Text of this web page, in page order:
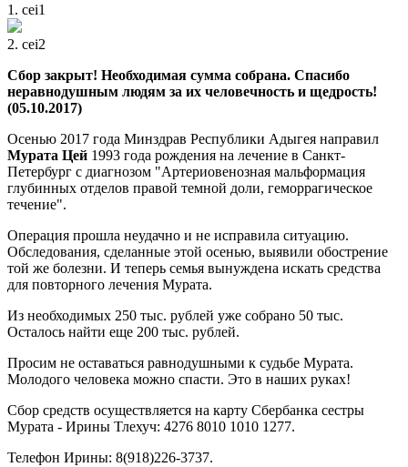
1. cei1
2. cei2
Сбор закрыт! Необходимая сумма собрана. Спасибо
неравнодушным людям за их человечность и щедрость!
(05.10.2017)
Осенью 2017 года Минздрав Республики Адыгея направил
Мурата Цей 1993 года рождения на лечение в Санкт-
Петербург с диагнозом "Артериовенозная мальформация
глубинных отделов правой темной доли, геморрагическое
течение".
Операция прошла неудачно и не исправила ситуацию.
Обследования, сделанные этой осенью, выявили обострение
той же болезни. И теперь семья вынуждена искать средства
для повторного лечения Мурата.
Из необходимых 250 тыс. рублей уже собрано 50 тыс.
Осталось найти еще 200 тыс. рублей.
Просим не оставаться равнодушными к судьбе Мурата.
Молодого человека можно спасти. Это в наших руках!
Сбор средств осуществляется на карту Сбербанка сестры
Мурата - Ирины Тлехуч: 4276 8010 1010 1277.
Телефон Ирины: 8(918)226-3737.